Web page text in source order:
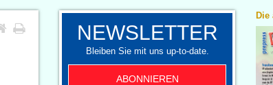
NEWSLETTER
Bleiben Sie mit uns up-to-date.
ABONNIEREN
Die